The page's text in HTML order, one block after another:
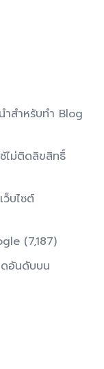
สำหรับทำ Blog
ไม่ติดลิขสิทธิ์
บไซต์
(7,187)
ดอันดับบน